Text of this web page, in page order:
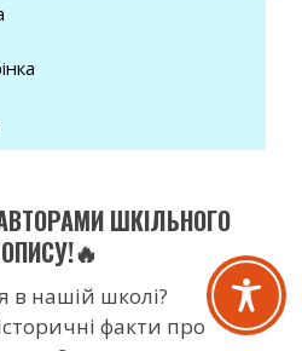
ШКІЛЬНОГО
в нашій школі?
факти про